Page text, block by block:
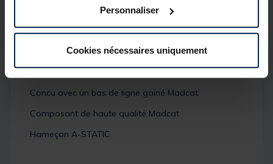
Personnaliser
Cookies nécessaires uniquement
Caractéristiques:
Permet de changer rapidement de cheveu
Trois cheveux de 73mm fournis
Concu avec un bas de ligne gainé Madcat
Composant de haute qualité Madcat
Hameçon A-STATIC